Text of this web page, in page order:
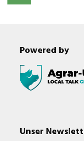
Powered by
Unser